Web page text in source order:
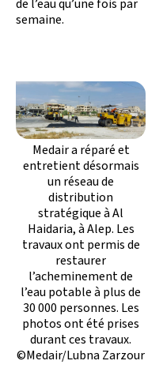
de l’eau qu’une fois par
semaine.
Medair a réparé et
entretient désormais
un réseau de
distribution
stratégique à Al
Haidaria, à Alep. Les
travaux ont permis de
restaurer
l’acheminement de
l’eau potable à plus de
30 000 personnes. Les
photos ont été prises
durant ces travaux.
©Medair/Lubna Zarzour